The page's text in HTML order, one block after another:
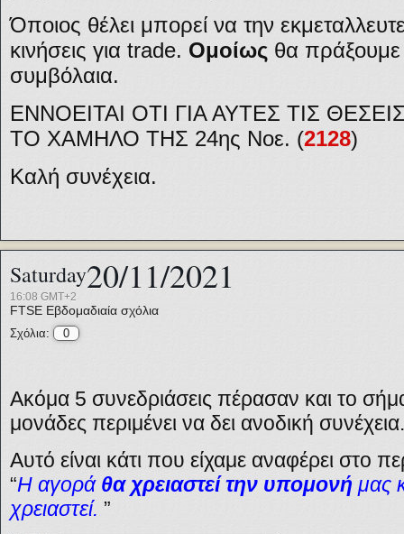
Όποιος θέλει μπορεί να την
κινήσεις για trade. Ομοίως θα πράξουμε
συμβόλαια.
ΕΝΝΟΕΙΤΑΙ ΟΤΙ ΓΙΑ ΑΥΤΕΣ ΤΙΣ
ΤΟ ΧΑΜΗΛΟ ΤΗΣ 24ης Νοε. (2128)
Καλή συνέχεια.
Saturday20/11/2021
16:08 GMT+2
FTSE Εβδομαδιαία σχόλια
Σχόλια: 0
Ακόμα 5 συνεδριάσεις πέρασαν και το
μονάδες περιμένει να δει ανοδική συνέχεια.
Αυτό είναι κάτι που είχαμε αναφέρει στο
“Η αγορά θα χρειαστεί την υπομονή μας
χρειαστεί. ”